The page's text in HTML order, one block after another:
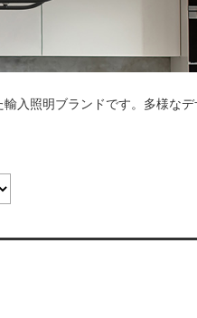
入照明ブランドです。多様な